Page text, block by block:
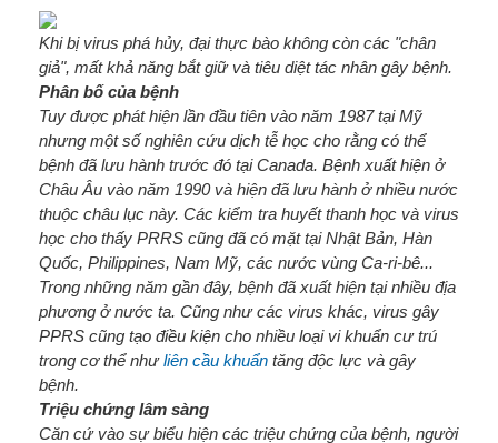
Khi bị virus phá hủy, đại thực bào không còn các "chân
giả", mất khả năng bắt giữ và tiêu diệt tác nhân gây bệnh.
Phân bố của bệnh
Tuy được phát hiện lần đầu tiên vào năm 1987 tại Mỹ
nhưng một số nghiên cứu dịch tễ học cho rằng có thể
bệnh đã lưu hành trước đó tại Canada. Bệnh xuất hiện ở
Châu Âu vào năm 1990 và hiện đã lưu hành ở nhiều nước
thuộc châu lục này. Các kiểm tra huyết thanh học và virus
học cho thấy PRRS cũng đã có mặt tại Nhật Bản, Hàn
Quốc, Philippines, Nam Mỹ, các nước vùng Ca-ri-bê...
Trong những năm gần đây, bệnh đã xuất hiện tại nhiều địa
phương ở nước ta. Cũng như các virus khác, virus gây
PPRS cũng tạo điều kiện cho nhiều loại vi khuẩn cư trú
trong cơ thể nhưliên cầu khuẩn tăng độc lực và gây
bệnh.
Triệu chứng lâm sàng
Căn cứ vào sự biểu hiện các triệu chứng của bệnh, người